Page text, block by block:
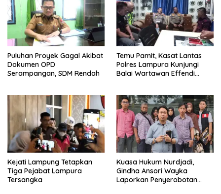
Puluhan Proyek Gagal Akibat
Dokumen OPD
Serampangan, SDM Rendah
Temu Pamit, Kasat Lantas
Polres Lampura Kunjungi
Balai Wartawan Effendi
Kejati Lampung Tetapkan
Tiga Pejabat Lampura
Tersangka
Kuasa Hukum Nurdjadi,
Gindha Ansori Wayka
Laporkan Penyerobotan